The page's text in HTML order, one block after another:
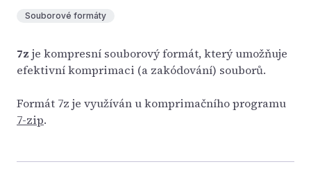
Souborové formáty
7z je kompresní souborový formát, který umožňuje
efektivní komprimaci (a zakódování) souborů.
Formát 7z je využíván u komprimačního programu
7-zip.